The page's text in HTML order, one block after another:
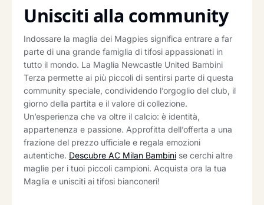
Unisciti alla community
Indossare la maglia dei Magpies significa entrare a far
parte di una grande famiglia di tifosi appassionati in
tutto il mondo. La Maglia Newcastle United Bambini
Terza permette ai più piccoli di sentirsi parte di questa
community speciale, condividendo l’orgoglio del club, il
giorno della partita e il valore di collezione.
Un’esperienza che va oltre il calcio: è identità,
appartenenza e passione. Approfitta dell’offerta a una
frazione del prezzo ufficiale e regala emozioni
autentiche. Descubre AC Milan Bambini se cerchi altre
maglie per i tuoi piccoli campioni. Acquista ora la tua
Maglia e unisciti ai tifosi bianconeri!